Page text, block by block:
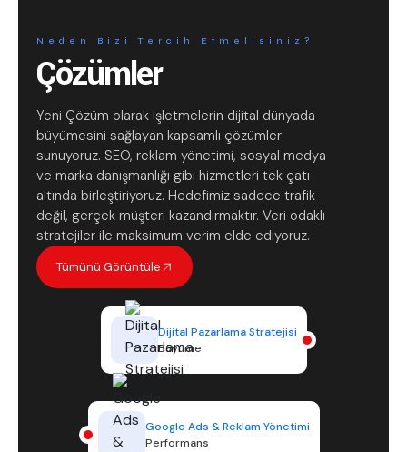
Neden Bizi Tercih Etmelisiniz?
Çözümler
Yeni Çözüm olarak işletmelerin dijital dünyada
büyümesini sağlayan kapsamlı çözümler
sunuyoruz. SEO, reklam yönetimi, sosyal medya
ve marka danışmanlığı gibi hizmetleri tek çatı
altında birleştiriyoruz. Hedefimiz sadece trafik
değil, gerçek müşteri kazandırmaktır. Veri odaklı
stratejiler ile maksimum verim elde ediyoruz.
Tümünü Görüntüle
Dijital Pazarlama Stratejisi
Büyüme
Google Ads & Reklam Yönetimi
Performans